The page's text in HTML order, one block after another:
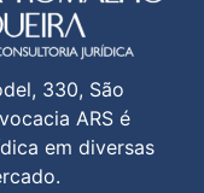
330, São
ARS é
em diversas